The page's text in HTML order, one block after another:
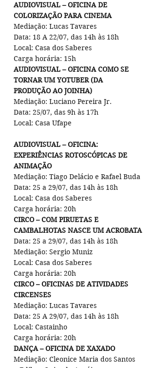
AUDIOVISUAL – OFICINA DE
COLORIZAÇÃO PARA CINEMA
Mediação: Lucas Tavares
Data: 18 A 22/07, das 14h às 18h
Local: Casa dos Saberes
Carga horária: 15h
AUDIOVISUAL – OFICINA COMO SE
TORNAR UM YOTUBER (DA
PRODUÇÃO AO JOINHA)
Mediação: Luciano Pereira Jr.
Data: 25/07, das 9h às 17h
Local: Casa Ufape
AUDIOVISUAL – OFICINA:
EXPERIÊNCIAS ROTOSCÓPICAS DE
ANIMAÇÃO
Mediação: Tiago Delácio e Rafael Buda
Data: 25 a 29/07, das 14h às 18h
Local: Casa dos Saberes
Carga horária: 20h
CIRCO – COM PIRUETAS E
CAMBALHOTAS NASCE UM ACROBATA
Data: 25 a 29/07, das 14h às 18h
Mediação: Sergio Muniz
Local: Casa dos Saberes
Carga horária: 20h
CIRCO – OFICINAS DE ATIVIDADES
CIRCENSES
Mediação: Lucas Tavares
Data: 25 A 29/07, das 14h às 18h
Local: Castainho
Carga horária: 20h
DANÇA – OFICINA DE XAXADO
Mediação: Cleonice Maria dos Santos